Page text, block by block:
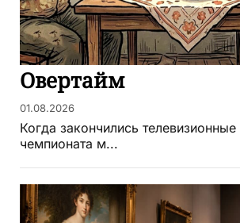
Овертайм
01.08.2026
Когда закончились
чемпионата м...